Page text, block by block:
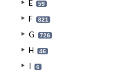
E 59
F 821
G 726
H 46
I 6